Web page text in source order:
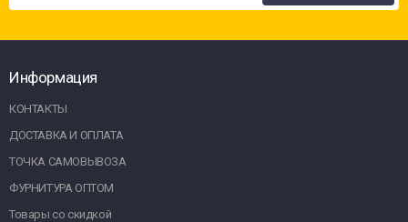
Информация
КОНТАКТЫ
ДОСТАВКА И ОПЛАТА
ТОЧКА САМОВЫВОЗА
ФУРНИТУРА ОПТОМ
Товары со скидкой